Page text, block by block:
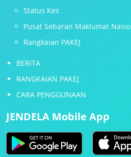
Status Kes
Pusat Sebaran Maklumat
Rangkaian PAKEJ
BERITA
RANGKAIAN PAKEJ
CARA PENGGUNAAN
JENDELA Mobile App